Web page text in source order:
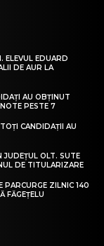
ELEVUL EDUARD
DE AUR LA
AU OBȚINUT
PESTE 7
CANDIDAȚII AU
JUDEȚUL OLT. SUTE
DE TITULARIZARE
PARCURGE ZILNIC 140
FĂGEȚELU